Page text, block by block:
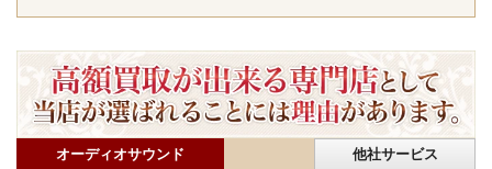
オーディオサウンド 他社サービス